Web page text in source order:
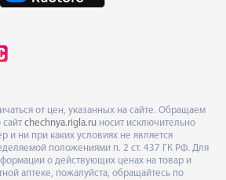
от цен, указанных на сайте. Обращаем
chechnya.rigla.ru носит исключительно
и ни при каких условиях не является
положениями п. 2 ст. 437 ГК РФ. Для
о действующих ценах на товар и
аптеке, пожалуйста, обращайтесь по